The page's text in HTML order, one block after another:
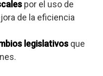
por el uso de
de la eficiencia
legislativos que